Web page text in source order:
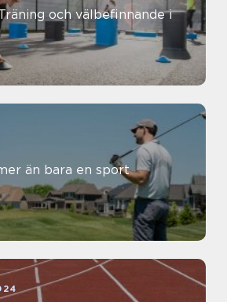
och välbefinnande i
än bara en sport